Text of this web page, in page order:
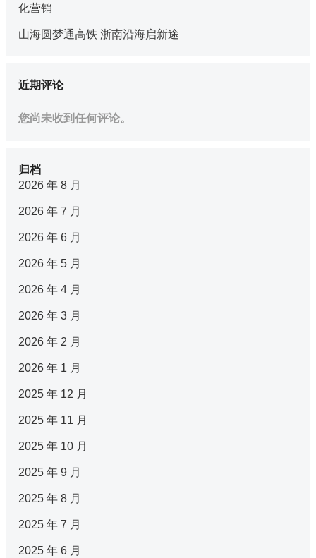
化营销
山海圆梦通高铁 浙南沿海启新途
近期评论
您尚未收到任何评论。
归档
2026 年 8 月
2026 年 7 月
2026 年 6 月
2026 年 5 月
2026 年 4 月
2026 年 3 月
2026 年 2 月
2026 年 1 月
2025 年 12 月
2025 年 11 月
2025 年 10 月
2025 年 9 月
2025 年 8 月
2025 年 7 月
2025 年 6 月